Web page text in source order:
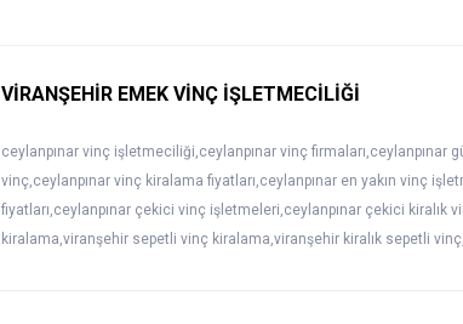
VİRANŞEHİR EMEK VİNÇ İŞLETMECİLİĞİ
ceylanpınar vinç işletmeciliği,ceylanpınar vinç
vinç,ceylanpınar vinç kiralama fiyatları,ceylanpınar en yakın vinç
fiyatları,ceylanpınar çekici vinç işletmeleri,ceylanpınar çekici
kiralama,viranşehir sepetli vinç kiralama,viranşehir kiralık sepetli